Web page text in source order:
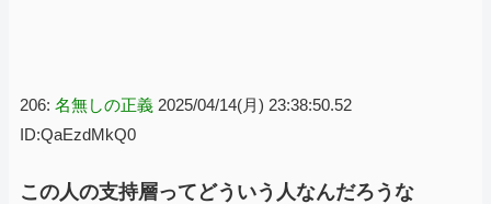
206: 名無しの正義 2025/04/14(月) 23:38:50.52
ID:QaEzdMkQ0
この人の支持層ってどういう人なんだろうな